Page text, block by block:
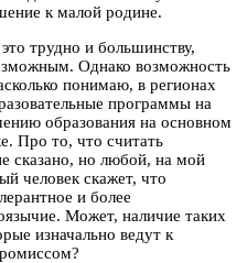
к малой родине.
трудно и большинству,
Однако возможность
понимаю, в регионах
программы на
образования на основном
Про то, что считать
сказано, но любой, на мой
человек скажет, что
и более
Может, наличие таких
изначально ведут к